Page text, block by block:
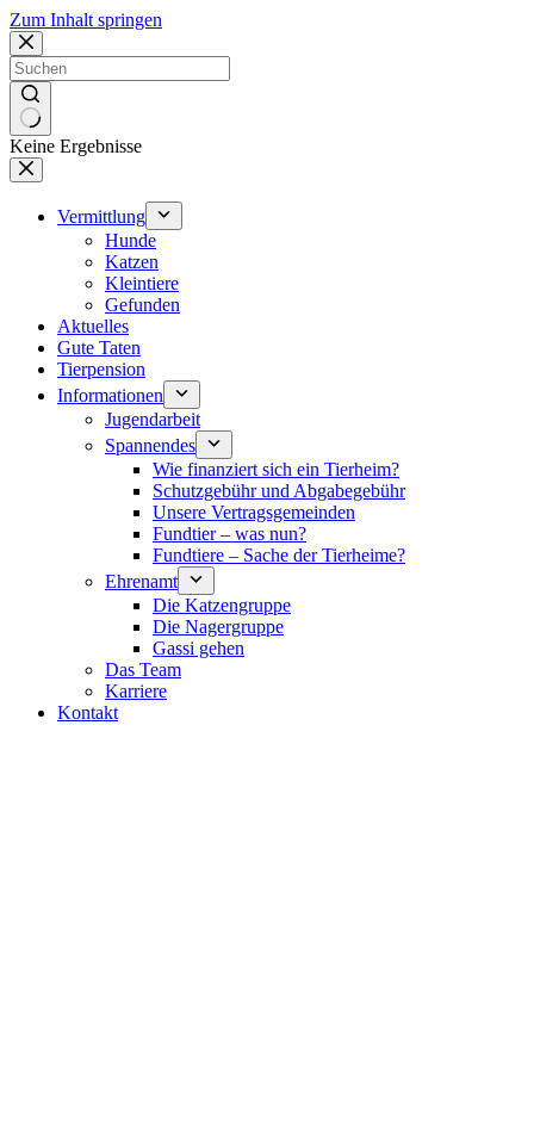
Zum Inhalt springen
Keine Ergebnisse
Vermittlung
Hunde
Katzen
Kleintiere
Gefunden
Aktuelles
Gute Taten
Tierpension
Informationen
Jugendarbeit
Spannendes
Wie finanziert sich ein Tierheim?
Schutzgebühr und Abgabegebühr
Unsere Vertragsgemeinden
Fundtier – was nun?
Fundtiere – Sache der Tierheime?
Ehrenamt
Die Katzengruppe
Die Nagergruppe
Gassi gehen
Das Team
Karriere
Kontakt